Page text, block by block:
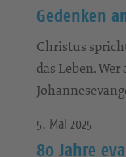
Gedenken
Christus
das Leben.
5. Mai 2025
80 Jahre